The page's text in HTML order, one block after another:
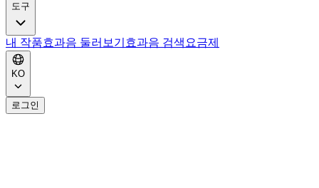
도구
내 작품효과음 둘러보기 효과음 검색 요금제
KO
로그인